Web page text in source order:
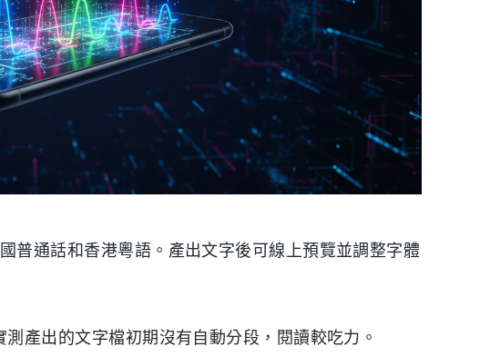
普通話和香港粵語。產出文字後可線上預覽並調整字體
產出的文字檔初期沒有自動分段，閱讀較吃力。